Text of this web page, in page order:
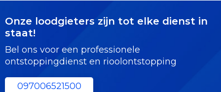
Onze loodgieters zijn tot elke dienst in
staat!
Bel ons voor een professionele
ontstoppingdienst en rioolontstopping
097006521500